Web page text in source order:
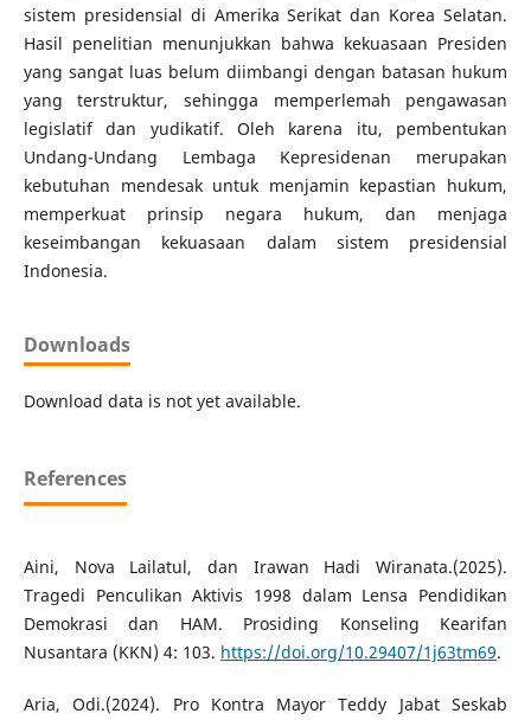
sistem presidensial di Amerika Serikat dan Korea Selatan.
Hasil penelitian menunjukkan bahwa kekuasaan Presiden
yang sangat luas belum diimbangi dengan batasan hukum
yang terstruktur, sehingga memperlemah pengawasan
legislatif dan yudikatif. Oleh karena itu, pembentukan
Undang-Undang Lembaga Kepresidenan merupakan
kebutuhan mendesak untuk menjamin kepastian hukum,
memperkuat prinsip negara hukum, dan menjaga
keseimbangan kekuasaan dalam sistem presidensial
Indonesia.
Downloads
Download data is not yet available.
References
Aini, Nova Lailatul, dan Irawan Hadi Wiranata.(2025).
Tragedi Penculikan Aktivis 1998 dalam Lensa Pendidikan
Demokrasi dan HAM. Prosiding Konseling Kearifan
Nusantara (KKN) 4: 103. https://doi.org/10.29407/1j63tm69.
Aria, Odi.(2024). Pro Kontra Mayor Teddy Jabat Seskab